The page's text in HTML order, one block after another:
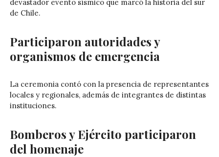
devastador evento sísmico que marcó la historia del sur
de Chile.
Participaron autoridades y
organismos de emergencia
La ceremonia contó con la presencia de representantes
locales y regionales, además de integrantes de distintas
instituciones.
Bomberos y Ejército participaron
del homenaje